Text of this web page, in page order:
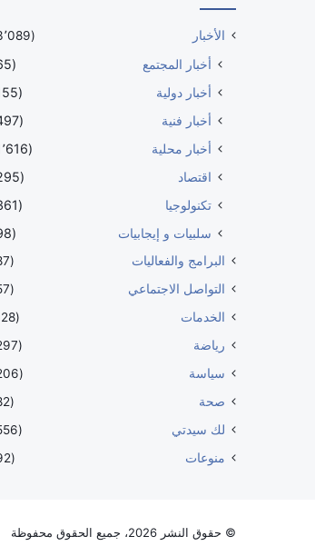
الأخبار (3٬089)
أخبار المجتمع
(65)
أخبار دولية
(155)
أخبار فنية
(497)
أخبار محلية
(1٬616)
اقتصاد
(295)
تكنولوجيا
(361)
سلبيات و إيجابيات
(98)
البرامج والفعاليات
(87)
التواصل الاجتماعي
(57)
الخدمات
(128)
رياضة
(297)
سياسة
(206)
صحة
(82)
لك سيدتي
(556)
منوعات
(92)
© حقوق النشر 2026، جميع الحقوق محفوظة |